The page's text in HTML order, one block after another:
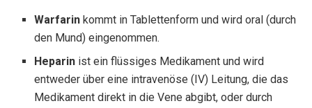
Warfarin kommt in Tablettenform und wird oral (durch
den Mund) eingenommen.
Heparin ist ein flüssiges Medikament und wird
entweder über eine intravenöse (IV) Leitung, die das
Medikament direkt in die Vene abgibt, oder durch